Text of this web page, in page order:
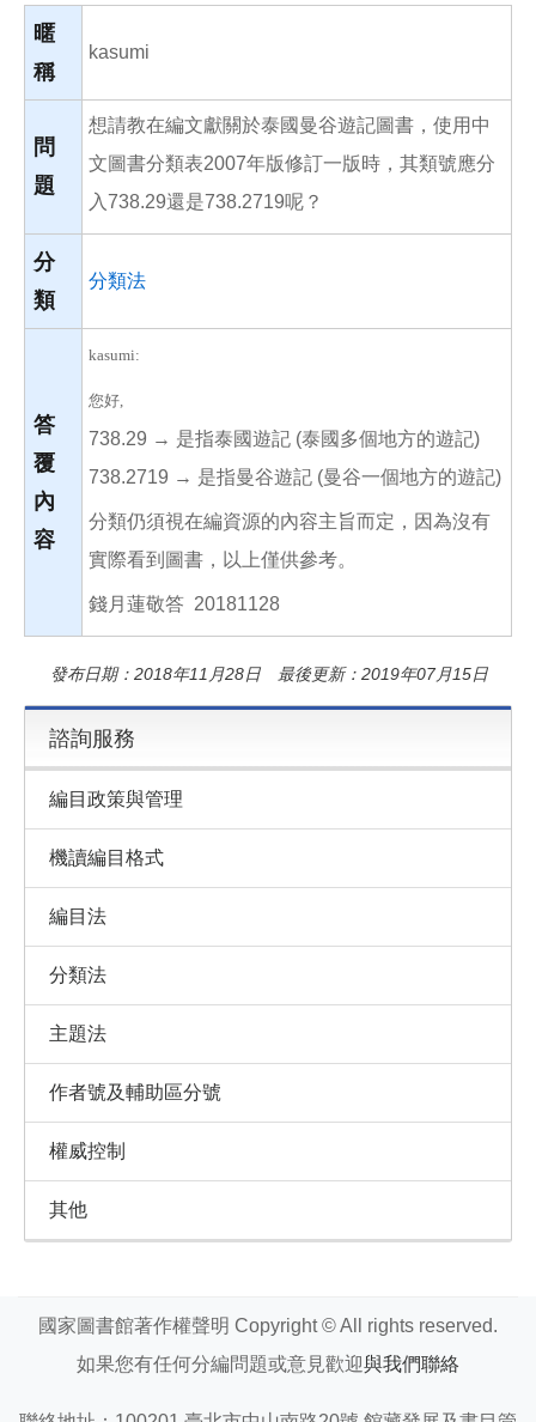
o
暱
稱
kasumi
問
題
想請教在編文獻關於泰國曼谷遊記圖書，使用中
文圖書分類表2007年版修訂一版時，其類號應分
入738.29還是738.2719呢？
分
類
分類法
答
覆
內
容
kasumi:
您好,
738.29 → 是指泰國遊記 (泰國多個地方的遊記)
738.2719 → 是指曼谷遊記 (曼谷一個地方的遊記)
分類仍須視在編資源的內容主旨而定，因為沒有
實際看到圖書，以上僅供參考。
錢月蓮敬答 20181128
發布日期：2018年11月28日 最後更新：2019年07月15日
諮詢服務
編目政策與管理
機讀編目格式
編目法
分類法
主題法
作者號及輔助區分號
權威控制
其他
國家圖書館著作權聲明 Copyright © All rights reserved.
如果您有任何分編問題或意見歡迎與我們聯絡